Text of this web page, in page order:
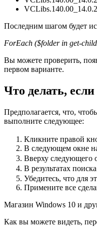
Последним шагом будет
ForEach ($folder in get-
Вы можете проверить,
первом варианте.
Что делать,
Предполагается, что,
выполните следующее:
Кликните правой
В следующем окне
Вверху следующего
В результатах
Убедитесь, что для
Примените все
Магазин Windows 10 и
Как вы можете видеть,